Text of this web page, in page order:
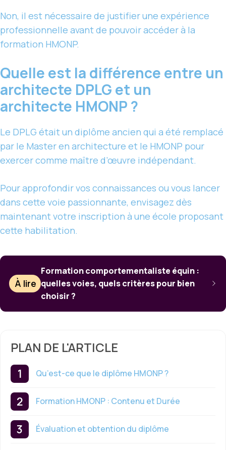
Non, il est nécessaire de justifier une expérience
professionnelle avant de pouvoir accéder à la
formation HMONP.
Quelle est la différence entre un
architecte DPLG et un
architecte HMONP ?
Le DPLG était un diplôme ancien qui a été remplacé
par le Master en architecture et le HMONP pour
exercer comme maître d’œuvre indépendant.
Pour approfondir vos connaissances ou vous lancer
dans cette voie passionnante, envisagez dès
maintenant votre inscription à une école proposant
cette habilitation.
À lire
Formation comportementaliste équin :
quelles voies, quels critères pour bien
choisir ?
PLAN DE L'ARTICLE
Qu’est-ce que le diplôme HMONP ?
Formation HMONP : Contenu et Durée
Évaluation et obtention du diplôme